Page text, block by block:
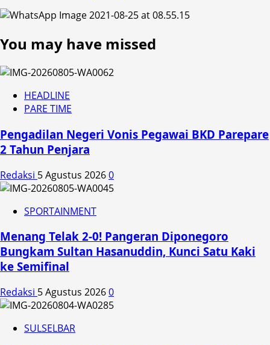
You may have missed
HEADLINE
PARE TIME
Pengadilan Negeri Vonis Pegawai BKD Parepare
2 Tahun Penjara
Redaksi 5 Agustus 20260
SPORTAINMENT
Menang Telak 2-0! Pangeran Diponegoro
Bungkam Sultan Hasanuddin, Kunci Satu Kaki
ke Semifinal
Redaksi 5 Agustus 20260
SULSELBAR